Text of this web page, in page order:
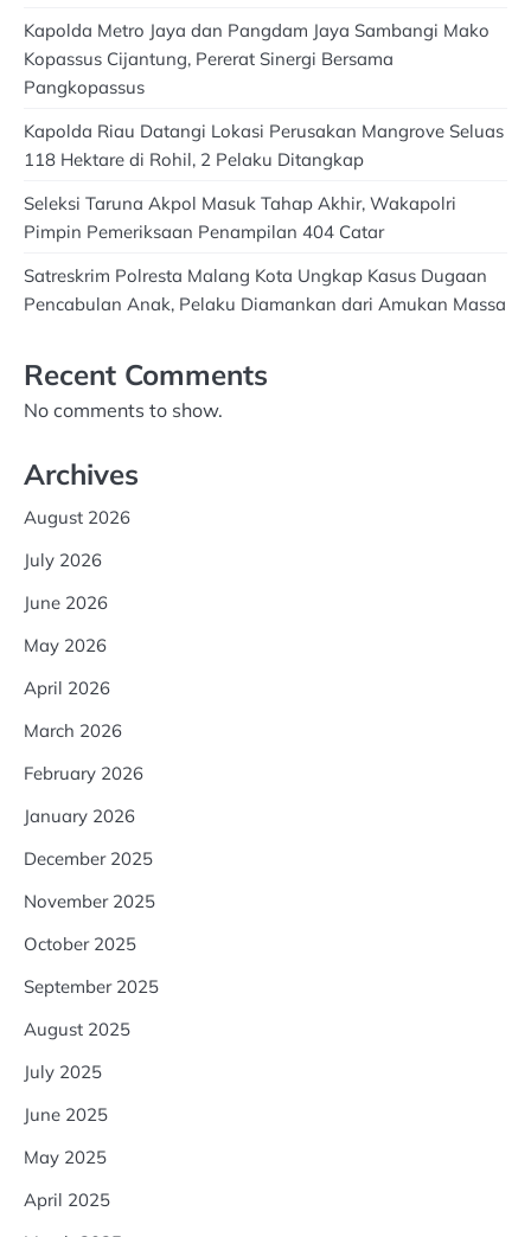
Kapolda Metro Jaya dan Pangdam Jaya Sambangi Mako
Kopassus Cijantung, Pererat Sinergi Bersama
Pangkopassus
Kapolda Riau Datangi Lokasi Perusakan Mangrove Seluas
118 Hektare di Rohil, 2 Pelaku Ditangkap
Seleksi Taruna Akpol Masuk Tahap Akhir, Wakapolri
Pimpin Pemeriksaan Penampilan 404 Catar
Satreskrim Polresta Malang Kota Ungkap Kasus Dugaan
Pencabulan Anak, Pelaku Diamankan dari Amukan Massa
Recent Comments
No comments to show.
Archives
August 2026
July 2026
June 2026
May 2026
April 2026
March 2026
February 2026
January 2026
December 2025
November 2025
October 2025
September 2025
August 2025
July 2025
June 2025
May 2025
April 2025